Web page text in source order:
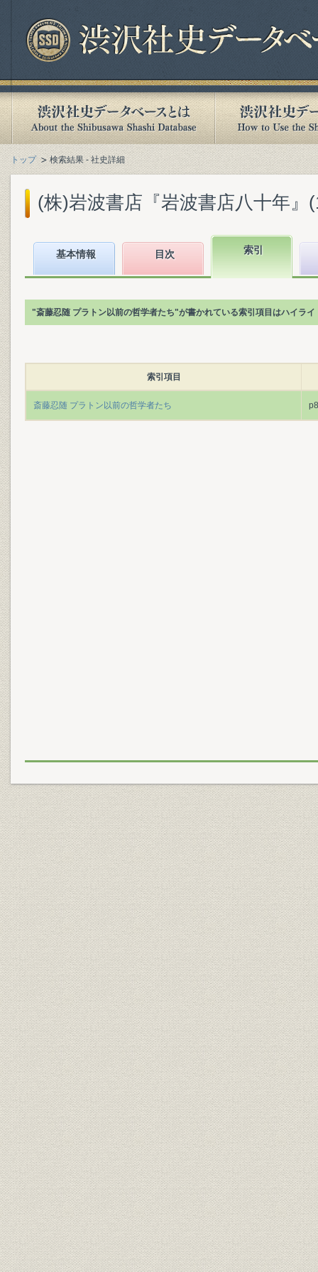
トップ 検索結果 - 社史詳細
(株)岩波書店『岩波書店八十年』
基本情報 目次 索引
"斎藤忍随 プラトン以前の哲学者たち"が書かれている索引項目はハイライ
索引項目
斎藤忍随 プラトン以前の哲学者たち